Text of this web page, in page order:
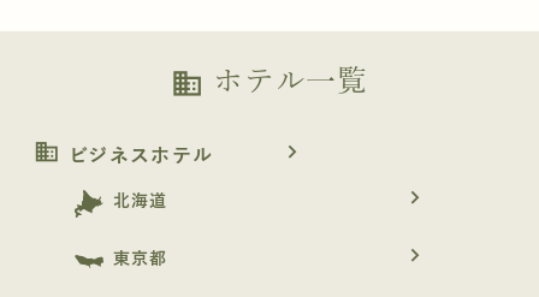
business ホテル一覧
business ビジネスホテル navigate_next
北海道 navigate_next
東京都 navigate_next